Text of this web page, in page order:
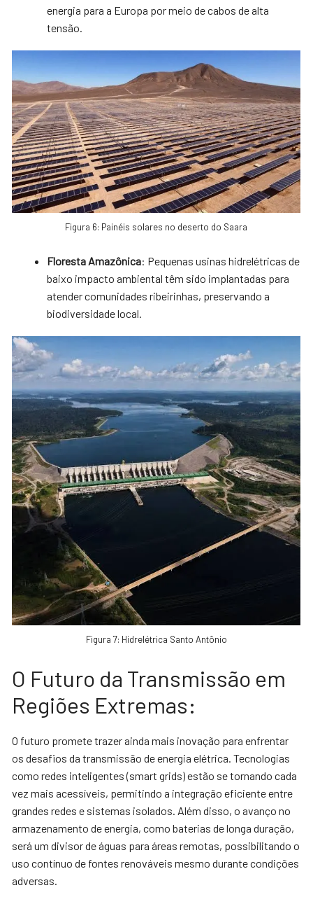
energia para a Europa por meio de cabos de alta
tensão.
Figura 6: Painéis solares no deserto do Saara
Floresta Amazônica: Pequenas usinas hidrelétricas de
baixo impacto ambiental têm sido implantadas para
atender comunidades ribeirinhas, preservando a
biodiversidade local.
Figura 7: Hidrelétrica Santo Antônio
O Futuro da Transmissão em
Regiões Extremas:
O futuro promete trazer ainda mais inovação para enfrentar
os desafios da transmissão de energia elétrica. Tecnologias
como redes inteligentes (smart grids) estão se tornando cada
vez mais acessíveis, permitindo a integração eficiente entre
grandes redes e sistemas isolados. Além disso, o avanço no
armazenamento de energia, como baterias de longa duração,
será um divisor de águas para áreas remotas, possibilitando o
uso contínuo de fontes renováveis mesmo durante condições
adversas.